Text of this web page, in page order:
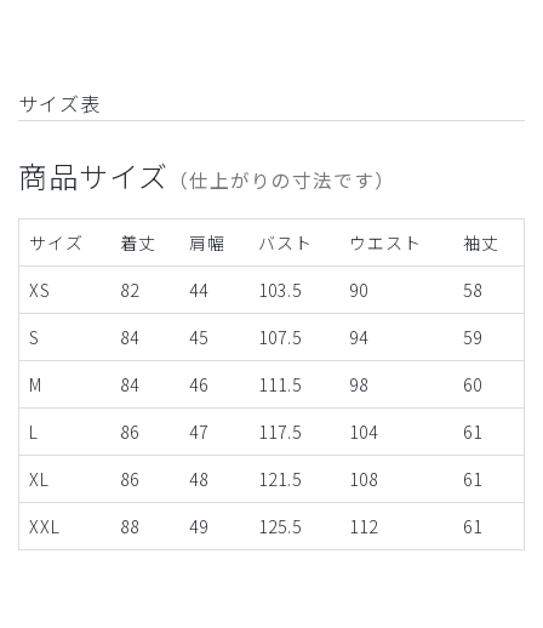
サイズ表
商品サイズ （仕上がりの寸法です）
サイズ 着丈 肩幅 バスト ウエスト
袖丈
XS
82 44 103.5 90
58
S
84 45 107.5 94
59
M
84 46 111.5 98
60
L
86 47 117.5 104
61
XL
86 48 121.5 108
61
XXL
88 49 125.5 112 61